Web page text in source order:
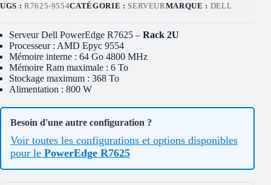
UGS : R7625-9554CATÉGORIE : SERVEURMARQUE : DELL
Serveur Dell PowerEdge R7625 – Rack 2U
Processeur : AMD Epyc 9554
Mémoire interne : 64 Go 4800 MHz
Mémoire Ram maximale : 6 To
Stockage maximum : 368 To
Alimentation : 800 W
Besoin d'une autre configuration ?
Voir toutes les configurations et options disponibles
pour le PowerEdge R7625